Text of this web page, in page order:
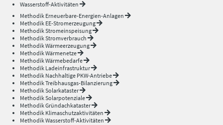
Wasserstoff-Aktivitäten
Methodik Erneuerbare-Energien-Anlagen
Methodik EE-Stromerzeugung
Methodik Stromeinspeisung
Methodik Stromverbrauch
Methodik Wärmeerzeugung
Methodik Wärmenetze
Methodik Wärmebedarfe
Methodik Ladeinfrastruktur
Methodik Nachhaltige PKW-Antriebe
Methodik Treibhausgas-Bilanzierung
Methodik Solarkataster
Methodik Solarpotenziale
Methodik Gründachkataster
Methodik Klimaschutzaktivitäten
Methodik Wasserstoff-Aktivitäten